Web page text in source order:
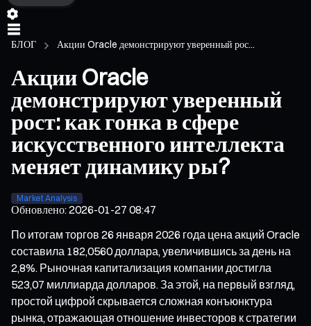
БЛОГ Акции Oracle демонстрируют уверенный рос...
Акции Oracle
демонстрируют уверенный
рост: как гонка в сфере
искусственного интеллекта
меняет динамику ры?
Market Analysis
Обновлено:2026-01-27 08:47
По итогам торгов 26 января 2026 года цена акций Oracle
составила 182,0560 доллара, увеличившись за день на
2,8%. Рыночная капитализация компании достигла
523,07 миллиарда долларов. За этой, на первый взгляд,
простой цифрой скрывается сложная конъюнктура
рынка, отражающая отношение инвесторов к стратегии